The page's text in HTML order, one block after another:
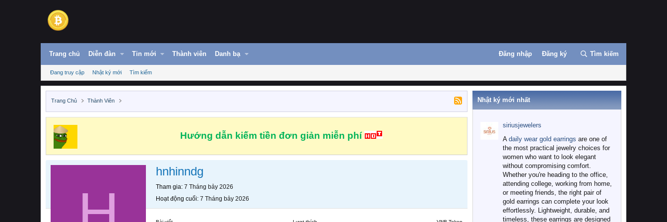
Trang chủ Diễn đàn Tin mới Thành viên Danh bạ Đăng nhập Đăng ký Tìm kiếm
Đang truy cập Nhật ký mới Tìm kiếm
Trang Chủ Thành Viên
Hướng dẫn kiếm tiền đơn giản miễn phí
hnhinndg
Tham gia 7 Tháng bảy 2026
Hoạt động cuối 7 Tháng bảy 2026
Nhật ký mới nhất
siriusjewelers
A daily wear gold earrings are one of
the most practical jewelry choices for
women who want to look elegant
without compromising comfort.
Whether you're heading to the office,
attending college, working from home,
or meeting friends, the right pair of
gold earrings can complete your look
effortlessly. Lightweight, durable, and
timeless, these earrings are designed